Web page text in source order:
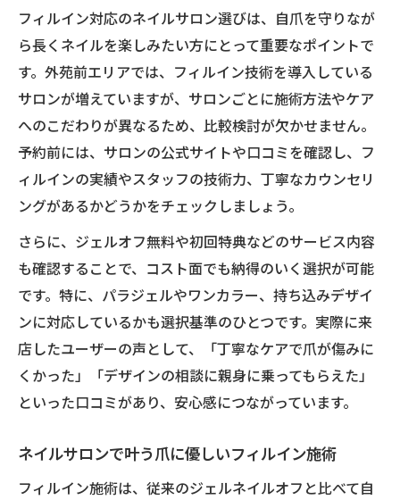
フィルイン対応のネイルサロン選びは、自爪を守りなが
ら長くネイルを楽しみたい方にとって重要なポイントで
す。外苑前エリアでは、フィルイン技術を導入している
サロンが増えていますが、サロンごとに施術方法やケア
へのこだわりが異なるため、比較検討が欠かせません。
予約前には、サロンの公式サイトや口コミを確認し、フ
ィルインの実績やスタッフの技術力、丁寧なカウンセリ
ングがあるかどうかをチェックしましょう。
さらに、ジェルオフ無料や初回特典などのサービス内容
も確認することで、コスト面でも納得のいく選択が可能
です。特に、パラジェルやワンカラー、持ち込みデザイ
ンに対応しているかも選択基準のひとつです。実際に来
店したユーザーの声として、「丁寧なケアで爪が傷みに
くかった」「デザインの相談に親身に乗ってもらえた」
といった口コミがあり、安心感につながっています。
ネイルサロンで叶う爪に優しいフィルイン施術
フィルイン施術は、従来のジェルネイルオフと比べて自